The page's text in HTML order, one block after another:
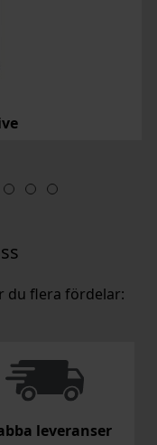
du flera fördelar:
leveranser